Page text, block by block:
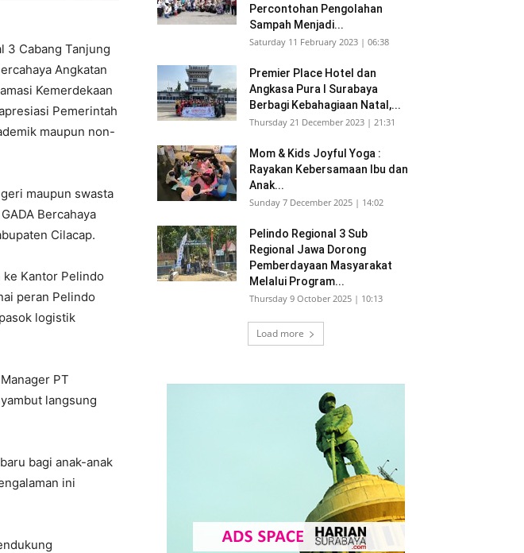
3 Cabang Tanjung
Angkatan
Kemerdekaan
Pemerintah
maupun non-
maupun swasta
Bercahaya
Cilacap.
Kantor Pelindo
peran Pelindo
logistik
PT
langsung
bagi anak-anak
ini
Percontohan Pengolahan
Sampah Menjadi...
Saturday 11 February 2023 | 06:38
Premier Place Hotel dan
Angkasa Pura I Surabaya
Berbagi Kebahagiaan Natal,...
Thursday 21 December 2023 | 21:31
Mom & Kids Joyful Yoga :
Rayakan Kebersamaan Ibu dan
Anak...
Sunday 7 December 2025 | 14:02
Pelindo Regional 3 Sub
Regional Jawa Dorong
Pemberdayaan Masyarakat
Melalui Program...
Thursday 9 October 2025 | 10:13
Load more